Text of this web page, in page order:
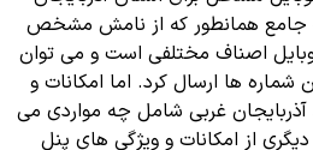
جامع همانطور که از نامش مشخص
اصناف مختلفی است و می توان
شماره ها ارسال کرد. اما امکانات و
آذربایجان غربی شامل چه مواردی می
از امکانات و ویژگی های پنل